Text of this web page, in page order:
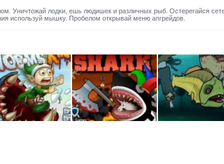
Уничтожай лодки, ешь людишек и различных рыб. Остерегайся
используй мышку. Пробелом открывай меню апгрейдов.